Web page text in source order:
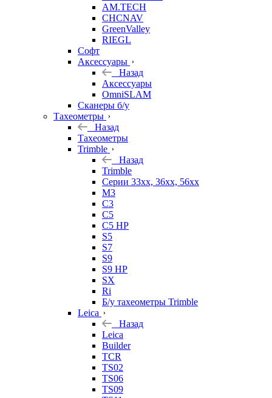
AM.TECH
CHCNAV
GreenValley
RIEGL
Софт
Аксессуары
Назад
Аксессуары
OmniSLAM
Сканеры б/у
Тахеометры
Назад
Тахеометры
Trimble
Назад
Trimble
Серии 33xx, 36xx, 56xx
M3
C3
C5
C5 HP
S5
S7
S9
S9 HP
SX
Ri
Б/у тахеометры Trimble
Leica
Назад
Leica
Builder
TCR
TS02
TS06
TS09